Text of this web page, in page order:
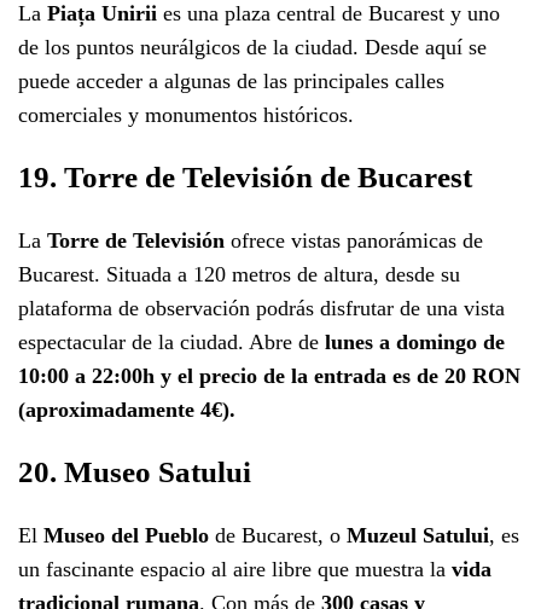
La Piața Unirii es una plaza central de Bucarest y uno
de los puntos neurálgicos de la ciudad. Desde aquí se
puede acceder a algunas de las principales calles
comerciales y monumentos históricos.
19. Torre de Televisión de Bucarest
La Torre de Televisión ofrece vistas panorámicas de
Bucarest. Situada a 120 metros de altura, desde su
plataforma de observación podrás disfrutar de una vista
espectacular de la ciudad. Abre de lunes a domingo de
10:00 a 22:00h y el precio de la entrada es de 20 RON
(aproximadamente 4€).
20. Museo Satului
El Museo del Pueblo de Bucarest, o Muzeul Satului, es
un fascinante espacio al aire libre que muestra la vida
tradicional rumana. Con más de 300 casas y